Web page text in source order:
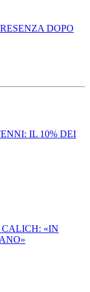
DOPO
IL 10% DEI
«IN